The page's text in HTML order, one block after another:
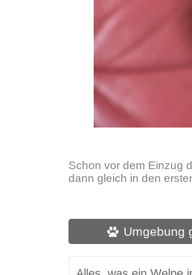
Schon vor dem Einzug
dann gleich in den
Umgebung